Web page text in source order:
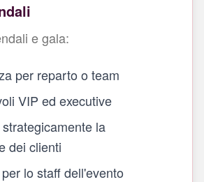
e gala:
per reparto o team
VIP ed executive
la
dei clienti
lo staff dell'evento